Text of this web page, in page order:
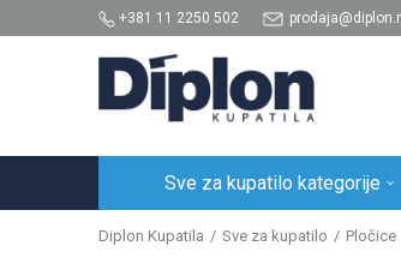
+381 11 2250 502
Sve za kupatilo kategorije
Diplon Kupatila Sve za kupatilo Pločice